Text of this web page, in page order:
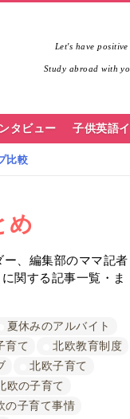
Let's have
Study abroad with
タビュー 子供英語
比較
め
、編集部のママ記者
に関する記事一覧・ま
夏休みのアルバイト
育て
北欧教育制度
北欧子育て
欧の子育て
の子育て事情